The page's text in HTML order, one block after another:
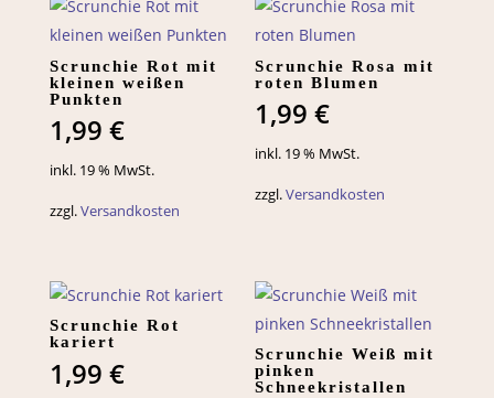
Scrunchie Rot mit
kleinen weißen
Punkten
1,99 €
inkl. 19 % MwSt.
zzgl.Versandkosten
Scrunchie Rosa mit
roten Blumen
1,99€
inkl. 19 % MwSt.
zzgl.Versandkosten
Scrunchie Rot
kariert
1,99 €
Scrunchie Weiß mit
pinken
Schneekristallen